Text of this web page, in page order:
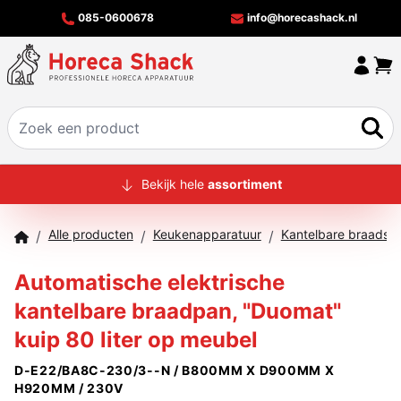
085-0600678 info@horecashack.nl
HOME
MERKEN
OFFERTECHECKER
CONTACT
Bekijk hele assortiment
/ Alle producten / Keukenapparatuur / Kantelbare
Automatische elektrische
kantelbare braadpan, "Duomat"
kuip 80 liter op meubel
D-E22/BA8C-230/3--N / B800MM X D900MM X
H920MM / 230V